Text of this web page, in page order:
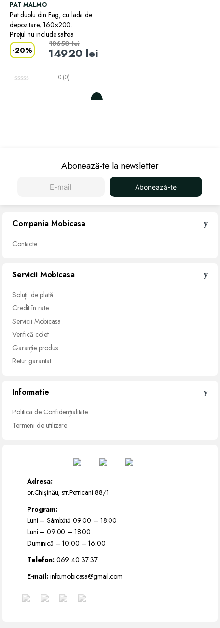
PAT MALMO
Pat dublu din Fag, cu lada de
depozitare, 160×200.
Prețul nu include saltea
-20% 14920 lei
18650lei
0 (0)
Abonează-te la newsletter
Abonează-te
Compania Mobicasa
Contacte
Servicii Mobicasa
Soluții deplată
Creditîn rate
Servicii Mobicasa
Verifică colet
Garanțieprodus
Retur garantat
Informatie
Politica de Confidențialitate
Termeni de utilizare
Adresa:
or.Chișinău, str.Petricani 88/1
Program:
Luni – Sâmbătă 09:00 – 18:00
Luni – 09:00 – 18:00
Duminică – 10:00 – 16:00
Telefon: 069 40 37 37
E-mail: info.mobicasa@gmail.com